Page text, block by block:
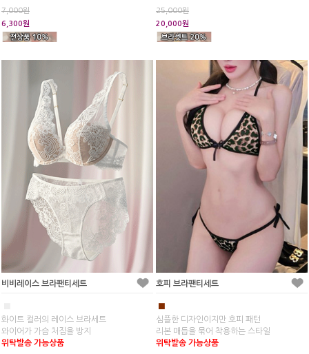
7,000원
6,300원
25,000원
20,000원
비비레이스 브라팬티세트
화이트 컬러의 레이스 브라세트
와이어가 가슴 처짐을 방지
위탁발송 가능상품
호피 브라팬티세트
■
심플한 디자인이지만 호피 패턴
리본 매듭을 묶어 착용하는 스타일
위탁발송 가능상품